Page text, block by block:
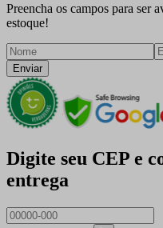
Preencha os campos para ser
estoque!
Enviar
Digite seu CEP e
entrega